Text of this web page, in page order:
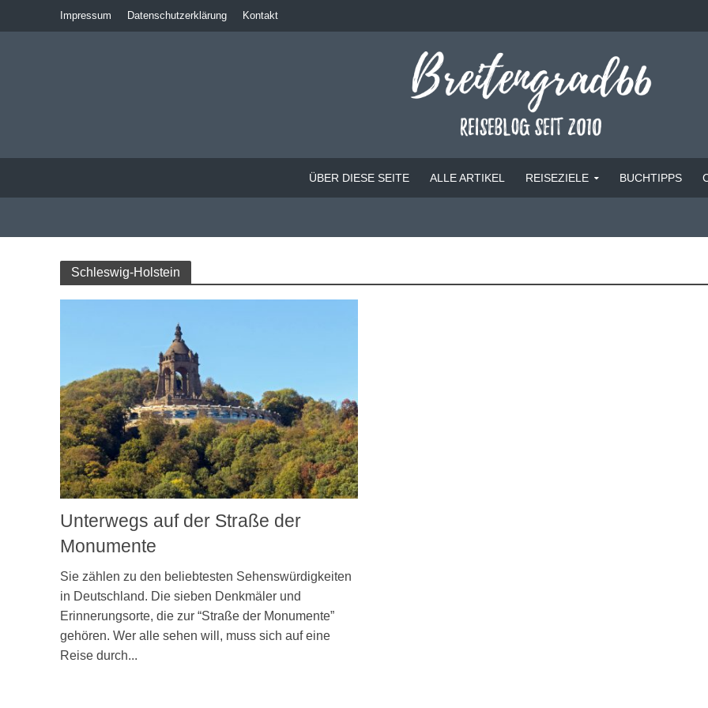
Impressum Datenschutzerklärung Kontakt
ÜBER DIESE SEITE ALLE ARTIKEL REISEZIELE BUCHTIPPS
Schleswig-Holstein
Unterwegs auf der Straße der
Monumente
Sie zählen zu den beliebtesten Sehenswürdigkeiten
in Deutschland. Die sieben Denkmäler und
Erinnerungsorte, die zur “Straße der Monumente”
gehören. Wer alle sehen will, muss sich auf eine
Reise durch...